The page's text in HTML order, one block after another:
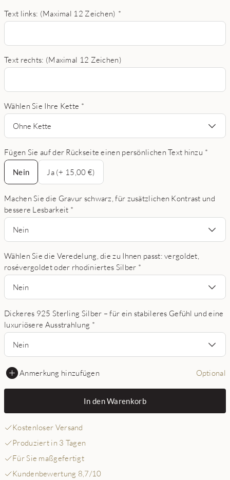
Text links: (Maximal 12 Zeichen) *
Text rechts: (Maximal 12 Zeichen)
Wählen Sie Ihre Kette *
Ohne Kette
Fügen Sie auf der Rückseite einen persönlichen Text hinzu *
Nein
Nein
Ja (+ 15,00 €)
Machen Sie die Gravur schwarz, für zusätzlichen Kontrast und
bessere Lesbarkeit *
Nein
Wählen Sie die Veredelung, die zu Ihnen passt: vergoldet,
rosévergoldet oder rhodiniertes Silber *
Nein
Dickeres 925 Sterling Silber – für ein stabileres Gefühl und eine
luxuriösere Ausstrahlung *
Nein
Anmerkung hinzufügen Optional
In den Warenkorb
Kostenloser Versand
Produziert in 3 Tagen
Für Sie maßgefertigt
Kundenbewertung 8,7/10